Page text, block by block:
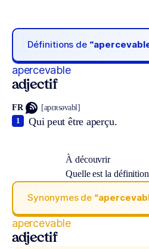
Définitions de
apercevable
adjectif
FR [apɛʀsəvabl]
Qui peut être aperçu.
1
À découvrir
Quelle est la
Synonymes de
apercevable
adjectif